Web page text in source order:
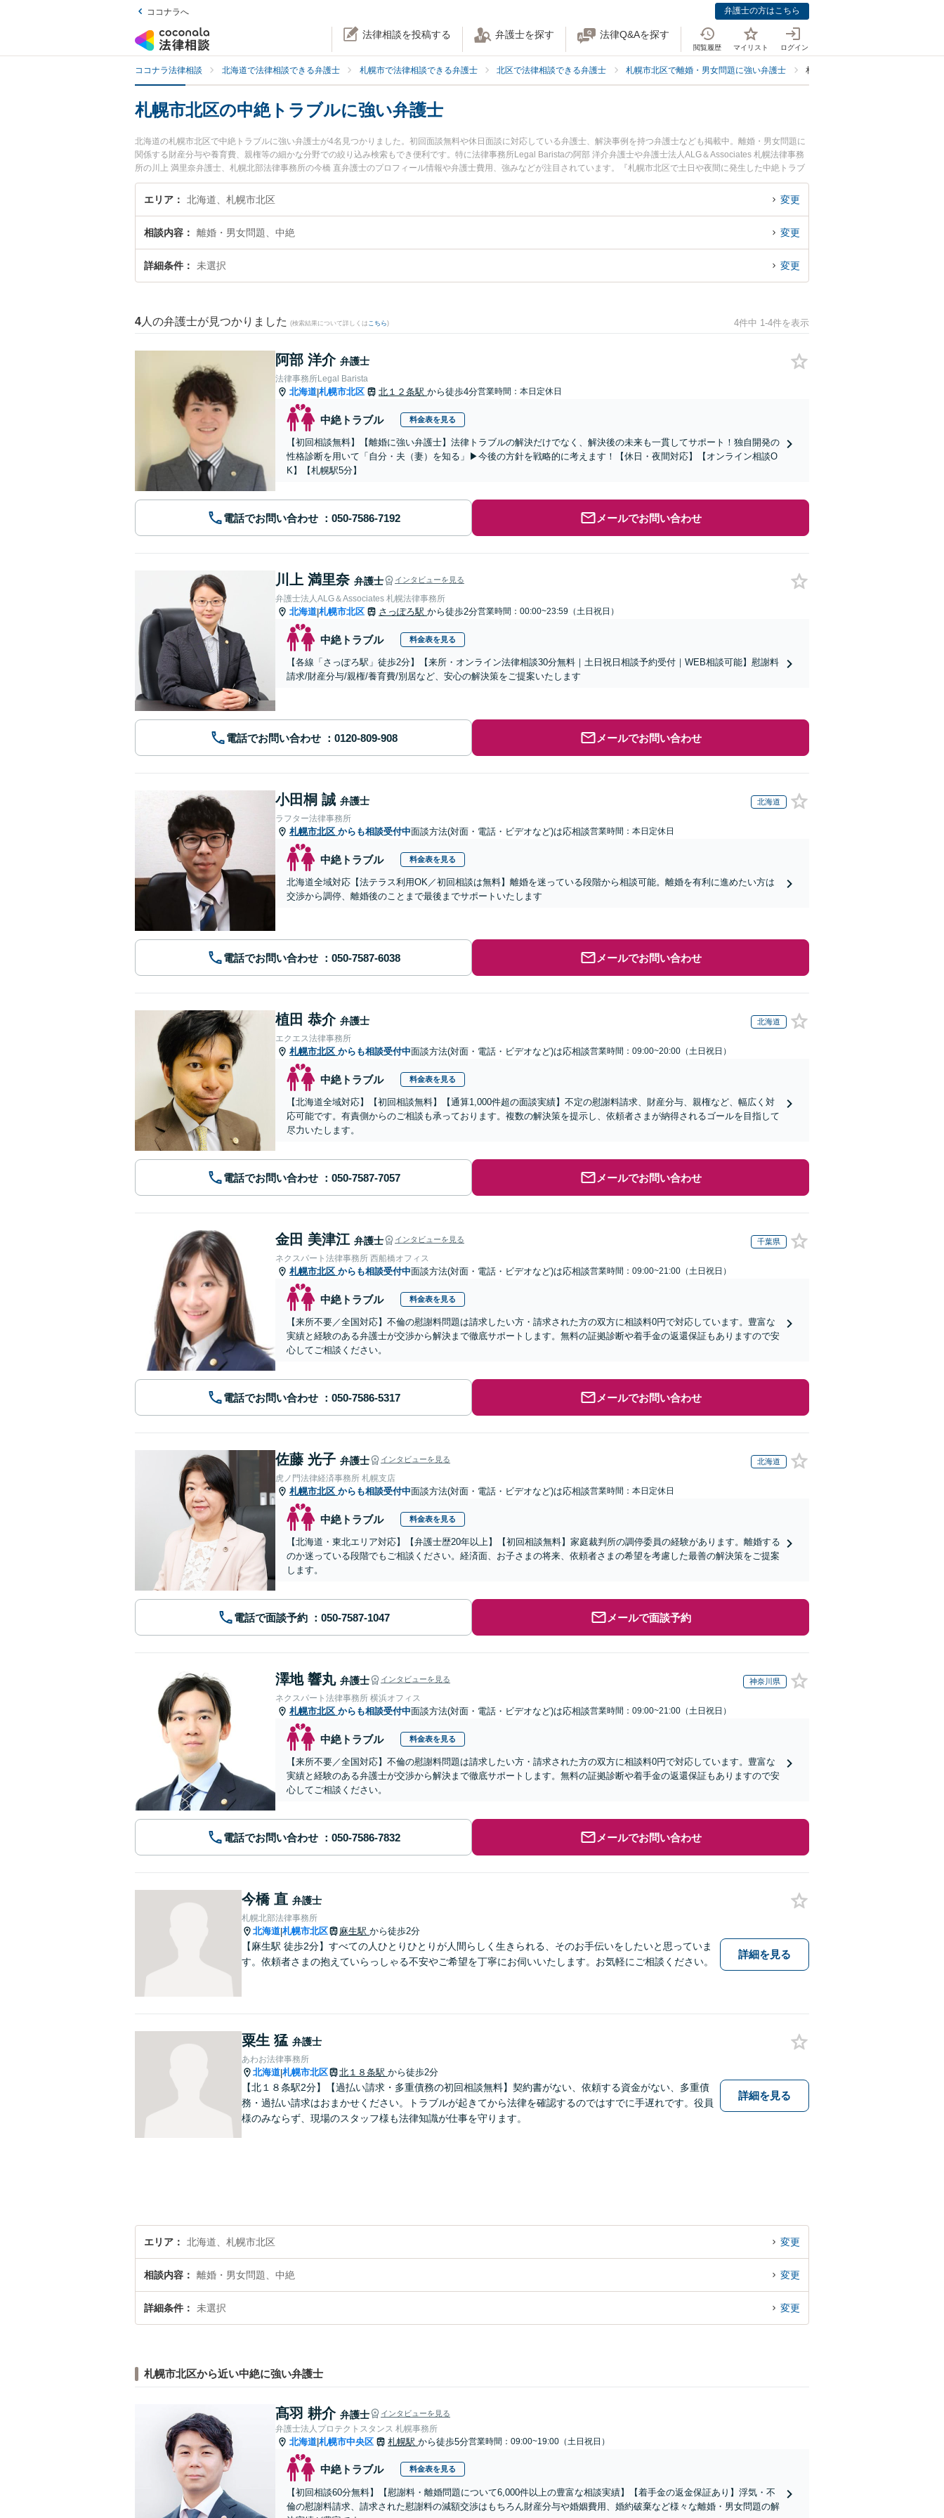
ココナラへ 弁護士の方はこちら
法律相談を投稿する 弁護士を探す 法律Q&Aを探す
閲覧履歴 マイリスト ログイン
ココナラ法律相談 北海道で法律相談できる弁護士 札幌市で法律相談できる弁護士 北区で法律相談できる弁護士 札幌市北区で離婚・男女問題に強い弁護士 札幌市北区で中絶に強い弁護士
札幌市北区の中絶トラブルに強い弁護士
北海道の札幌市北区で中絶トラブルに強い弁護士が4名見つかりました。初回面談無料や休日面談に対応している弁護士、解決事例を持つ弁護士なども掲載中。離婚・男女問題に
関係する財産分与や養育費、親権等の細かな分野での絞り込み検索もでき便利です。特に法律事務所Legal Baristaの阿部 洋介弁護士や弁護士法人ALG＆Associates 札幌法律事務
所の川上 満里奈弁護士、札幌北部法律事務所の今橋 直弁護士のプロフィール情報や弁護士費用、強みなどが注目されています。『札幌市北区で土日や夜間に発生した中絶トラブ
ルのトラブルを今すぐに弁護士に相談したい』『中絶トラブルのトラブル解決の実績豊富な近くの弁護士を検索したい』『初回相談無料で中絶トラブルを法律相談できる札幌市北
区内の弁護士に相談予約したい』などでお困りの相談者さんにおすすめです。
エリア 北海道、札幌市北区 変更
相談内容 離婚・男女問題、中絶 変更
詳細条件 未選択 変更
4 人の弁護士が見つかりました (検索結果について詳しくは こちら) 4件中 1-4件を表示
阿部 洋介 弁護士
法律事務所Legal Barista
北海道|札幌市北区 北１２条駅 から徒歩4分営業時間：本日定休日
中絶トラブル 料金表を見る
【初回相談無料】【離婚に強い弁護士】法律トラブルの解決だけでなく、解決後の未来も一貫してサポート！独自開発の
性格診断を用いて「自分・夫（妻）を知る」▶︎今後の方針を戦略的に考えます！【休日・夜間対応】【オンライン相談O
K】【札幌駅5分】
電話でお問い合わせ メールでお問い合わせ
川上 満里奈 弁護士 インタビューを見る
弁護士法人ALG＆Associates 札幌法律事務所
北海道|札幌市北区 さっぽろ駅 から徒歩2分営業時間：00:00~23:59（土日祝日）
中絶トラブル 料金表を見る
【各線「さっぽろ駅」徒歩2分】【来所・オンライン法律相談30分無料｜土日祝日相談予約受付｜WEB相談可能】慰謝料
請求/財産分与/親権/養育費/別居など、安心の解決策をご提案いたします
電話でお問い合わせ メールでお問い合わせ
小田桐 誠 弁護士 北海道
ラフター法律事務所
札幌市北区 からも相談受付中面談方法(対面・電話・ビデオなど)は応相談営業時間：本日定休日
中絶トラブル 料金表を見る
北海道全域対応【法テラス利用OK／初回相談は無料】離婚を迷っている段階から相談可能。離婚を有利に進めたい方は
交渉から調停、離婚後のことまで最後までサポートいたします
電話でお問い合わせ メールでお問い合わせ
植田 恭介 弁護士 北海道
エクエス法律事務所
札幌市北区 からも相談受付中面談方法(対面・電話・ビデオなど)は応相談営業時間：09:00~20:00（土日祝日）
中絶トラブル 料金表を見る
【北海道全域対応】【初回相談無料】【通算1,000件超の面談実績】不定の慰謝料請求、財産分与、親権など、幅広く対
応可能です。有責側からのご相談も承っております。複数の解決策を提示し、依頼者さまが納得されるゴールを目指して
尽力いたします。
電話でお問い合わせ メールでお問い合わせ
金田 美津江 弁護士 インタビューを見る 千葉県
ネクスパート法律事務所 西船橋オフィス
札幌市北区 からも相談受付中面談方法(対面・電話・ビデオなど)は応相談営業時間：09:00~21:00（土日祝日）
中絶トラブル 料金表を見る
【来所不要／全国対応】不倫の慰謝料問題は請求したい方・請求された方の双方に相談料0円で対応しています。豊富な
実績と経験のある弁護士が交渉から解決まで徹底サポートします。無料の証拠診断や着手金の返還保証もありますので安
心してご相談ください。
電話でお問い合わせ メールでお問い合わせ
佐藤 光子 弁護士 インタビューを見る 北海道
虎ノ門法律経済事務所 札幌支店
札幌市北区 からも相談受付中面談方法(対面・電話・ビデオなど)は応相談営業時間：本日定休日
中絶トラブル 料金表を見る
【北海道・東北エリア対応】【弁護士歴20年以上】【初回相談無料】家庭裁判所の調停委員の経験があります。離婚する
のか迷っている段階でもご相談ください。経済面、お子さまの将来、依頼者さまの希望を考慮した最善の解決策をご提案
します。
電話で面談予約 メールで面談予約
澤地 響丸 弁護士 インタビューを見る 神奈川県
ネクスパート法律事務所 横浜オフィス
札幌市北区 からも相談受付中面談方法(対面・電話・ビデオなど)は応相談営業時間：09:00~21:00（土日祝日）
中絶トラブル 料金表を見る
【来所不要／全国対応】不倫の慰謝料問題は請求したい方・請求された方の双方に相談料0円で対応しています。豊富な
実績と経験のある弁護士が交渉から解決まで徹底サポートします。無料の証拠診断や着手金の返還保証もありますので安
心してご相談ください。
電話でお問い合わせ メールでお問い合わせ
今橋 直 弁護士
札幌北部法律事務所
北海道|札幌市北区 麻生駅 から徒歩2分
【麻生駅 徒歩2分】すべての人ひとりひとりが人間らしく生きられる、そのお手伝いをしたいと思っていま
す。依頼者さまの抱えていらっしゃる不安やご希望を丁寧にお伺いいたします。お気軽にご相談ください。
詳細を見る
粟生 猛 弁護士
あわお法律事務所
北海道|札幌市北区 北１８条駅 から徒歩2分
【北１８条駅2分】【過払い請求・多重債務の初回相談無料】契約書がない、依頼する資金がない、多重債
務・過払い請求はおまかせください。トラブルが起きてから法律を確認するのではすでに手遅れです。役員
様のみならず、現場のスタッフ様も法律知識が仕事を守ります。
詳細を見る
エリア 北海道、札幌市北区 変更
相談内容 離婚・男女問題、中絶 変更
詳細条件 未選択 変更
札幌市北区から近い中絶に強い弁護士
髙羽 耕介 弁護士 インタビューを見る
弁護士法人プロテクトスタンス 札幌事務所
北海道 札幌市中央区 札幌駅 から徒歩5分営業時間：09:00~19:00（土日祝日）
中絶トラブル 料金表を見る
【初回相談60分無料】【慰謝料・離婚問題について6,000件以上の豊富な相談実績】【着手金の返金保証あり】浮気・不
倫の慰謝料請求、請求された慰謝料の減額交渉はもちろん財産分与や婚姻費用、婚約破棄など様々な離婚・男女問題の解